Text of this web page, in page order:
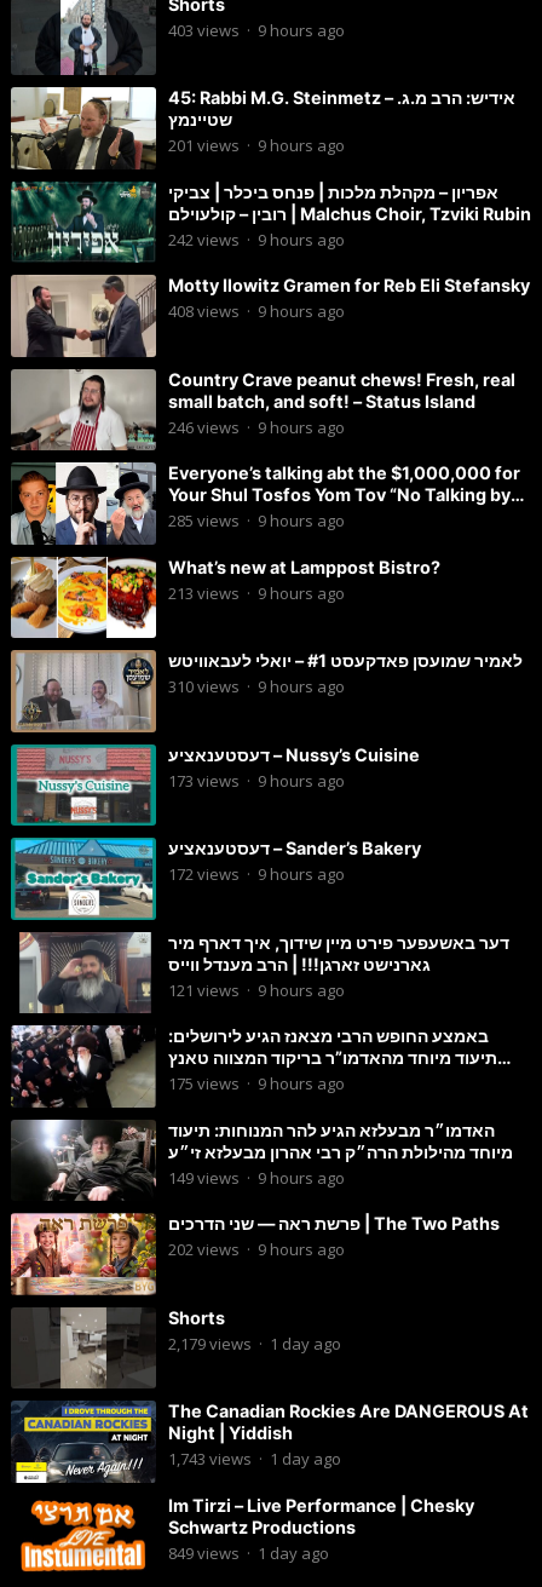
403 views · 9 hours ago
45: Rabbi M.G. Steinmetz – אידיש: הרב מ.ג.
שטיינמץ
201 views · 9 hours ago
אפריון – מקהלת מלכות | פנחס ביכלר | צביקי
רובין – קולעוילם | Malchus Choir, Tzviki Rubin
242 views · 9 hours ago
Motty Ilowitz Gramen for Reb Eli Stefansky
408views · 9 hours ago
Country Crave peanut chews! Fresh, real
small batch, and soft! – Status Island
246views · 9 hours ago
Everyone’s talking abt the $1,000,000 for
Your Shul Tosfos Yom Tov “No Talking by
Davening” movement
285 views · 9 hours ago
What’s new at Lamppost Bistro?
213 views · 9 hours ago
לאמיר שמועסן פאדקעסט #1 – יואלי לעבאוויטש
310views · 9 hours ago
דעסטענאציע – Nussy’s Cuisine
173 views · 9 hours ago
דעסטענאציע – Sander’s Bakery
172views · 9 hours ago
דער באשעפער פירט מיין שידוך, איך דארף מיר
גארנישט זארגן!!! | הרב מענדל ווייס
121 views · 9 hours ago
באמצע החופש הרבי מצאנז הגיע לירושלים:
תיעוד מיוחד מהאדמו”ר בריקוד המצווה טאנץ
בשמחת בית סטרפקוב
175 views · 9 hours ago
האדמו״ר מבעלזא הגיע להר המנוחות: תיעוד
מיוחד מהילולת הרה״ק רבי אהרון מבעלזא זי״ע
149views · 9 hours ago
פרשת ראה — שני הדרכים | The Two Paths
202views · 9 hours ago
Shorts
2,179views · 1 day ago
The Canadian Rockies Are DANGEROUS At
Night | Yiddish
1,743 views · 1 day ago
Im Tirzi – Live Performance | Chesky
Schwartz Productions
849views · 1 day ago